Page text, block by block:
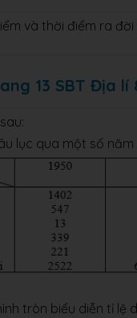
và thời điểm ra
13 SBT Địa lí
lục qua một số
tròn biểu diễn tỉ lệ